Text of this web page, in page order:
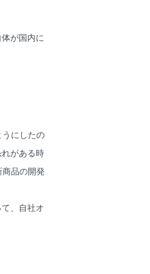
が国内に
にしたの
がある時
品の開発
、自社オ